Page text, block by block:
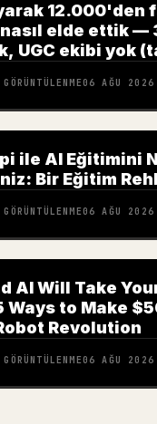
12.000'den
elde ettik —
UGC ekibi yok
GÖRÜNTÜLENME06 AĞU 2026
ile AI Eğitimini
Bir Eğitim
GÖRÜNTÜLENME06 AĞU 2026
AI Will Take
Ways to Make
Revolution
GÖRÜNTÜLENME06 AĞU 2026